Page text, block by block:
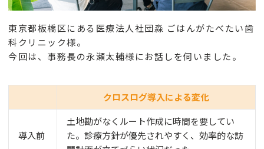
東京都板橋区にある医療法人社団淼 ごはんがたべたい歯
科クリニック様。
今回は、事務長の永瀬太輔様にお話しを伺いました。
クロスログ導入による変化
導入前
土地勘がなくルート作成に時間を要してい
た。診療方針が優先されやすく、効率的な訪